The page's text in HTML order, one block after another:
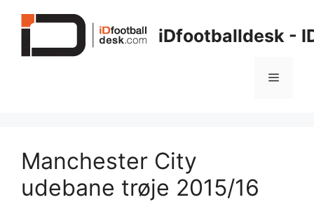
iDfootballdesk -
Menu
Manchester City
udebane trøje 2015/16